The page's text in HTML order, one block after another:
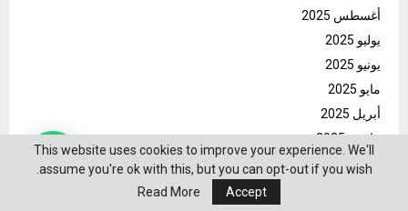
أغسطس 2025
يوليو 2025
يونيو 2025
مايو 2025
أبريل 2025
مارس 2025
This website uses cookies to improve your experience. We'll
assume you're ok with this, but you can opt-out if you wish.
Accept
Read More